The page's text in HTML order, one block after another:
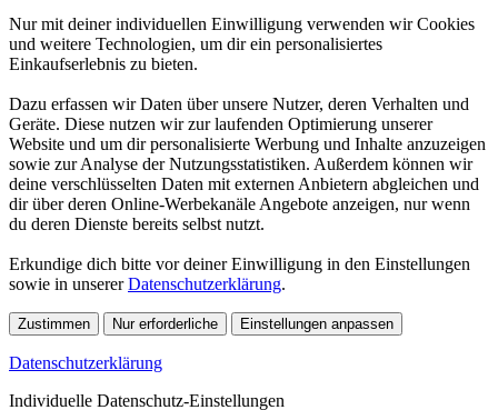
Nur mit deiner individuellen Einwilligung verwenden wir Cookies
und weitere Technologien, um dir ein personalisiertes
Einkaufserlebnis zu bieten.
Dazu erfassen wir Daten über unsere Nutzer, deren Verhalten und
Geräte. Diese nutzen wir zur laufenden Optimierung unserer
Website und um dir personalisierte Werbung und Inhalte anzuzeigen
sowie zur Analyse der Nutzungsstatistiken. Außerdem können wir
deine verschlüsselten Daten mit externen Anbietern abgleichen und
dir über deren Online-Werbekanäle Angebote anzeigen, nur wenn
du deren Dienste bereits selbst nutzt.
Erkundige dich bitte vor deiner Einwilligung in den Einstellungen
sowie in unsererDatenschutzerklärung.
Zustimmen Nur erforderliche Einstellungen anpassen
Datenschutzerklärung
Individuelle Datenschutz-Einstellungen